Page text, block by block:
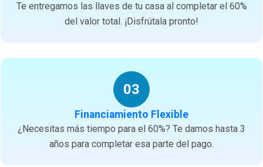
Te entregamos las llaves de tu casa al completar el 60%
del valor total. ¡Disfrútala pronto!
03
Financiamiento Flexible
¿Necesitas más tiempo para el 60%? Te damos hasta 3
años para completar esa parte del pago.